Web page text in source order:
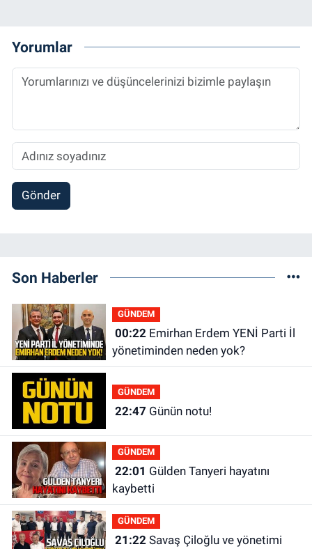
Yorumlar
Gönder
Son Haberler
GÜNDEM
00:22Emirhan Erdem YENİ Parti İl
yönetiminden neden yok?
GÜNDEM
22:47 Günün notu!
GÜNDEM
22:01
kaybetti
GÜNDEM
21:22Savaş Çiloğlu ve yönetimi